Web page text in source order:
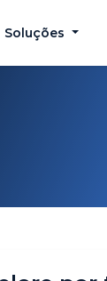
Soluções